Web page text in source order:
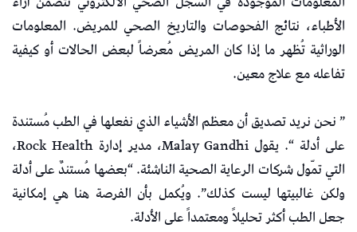
الأطباء، نتائج الفحوصات والتاريخ الصحي للمريض. المعلومات
الوراثية تُظهر ما إذا كان المريض مُعرضاً لبعض الحالات أو كيفية
تفاعله مع علاج معين.
” نحن نريد تصديق أن معظم الأشياء الذي نفعلها في الطب مُستندة
على أدلة “. يقول Malay Gandhi، مدير إدارة Rock Health،
التي تمّول شركات الرعاية الصحية الناشئة. “بعضها مُستندٌ على أدلة
ولكن غالبيتها ليست كذلك”. ويُكمل بأن الفرصة هنا هي إمكانية
جعل الطب أكثر تحليلاً ومعتمداً على الأدلة.